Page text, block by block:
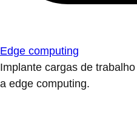
Edge computing
Implante cargas de
a edge computing.